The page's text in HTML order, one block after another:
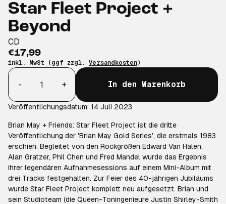
Star Fleet Project +
Beyond
CD
€17,99
inkl. MwSt (ggf zzgl. Versandkosten)
Anzahl
-
+ In den Warenkorb
Veröffentlichungsdatum: 14 Juli 2023
Brian May + Friends: Star Fleet Project ist die dritte
Veröffentlichung der 'Brian May Gold Series', die erstmals 1983
erschien. Begleitet von den Rockgrößen Edward Van Halen,
Alan Gratzer, Phil Chen und Fred Mandel wurde das Ergebnis
ihrer legendären Aufnahmesessions auf einem Mini-Album mit
drei Tracks festgehalten. Zur Feier des 40-jährigen Jubiläums
wurde Star Fleet Project komplett neu aufgesetzt. Brian und
sein Studioteam (die Queen-Toningenieure Justin Shirley-Smith